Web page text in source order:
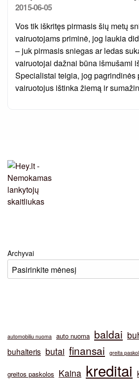
Posted
2015-06-05
Vos tik iškritęs pirmasis šių metų
vairuotojams priminė, jog laukia
– juk pirmasis sniegas ar ledas
vairuotojai dažnai būna išmušami
Specialistai teigia, jog pagrindinės
vairuotojus ištinka žiemą ir
Archyvai
automobiliu nuoma auto nuoma baldai
buhalteris butai finansai greita
greitos paskolos Kaina kreditai